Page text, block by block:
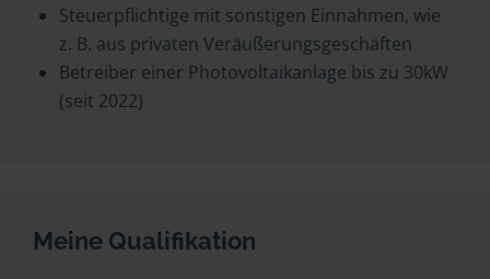
Steuerpflichtige mit sonstigen Einnahmen, wie
z. B. aus privaten Veräußerungsgeschäften
Betreiber einer Photovoltaikanlage bis zu 30kW
(seit 2022)
Meine Qualifikation